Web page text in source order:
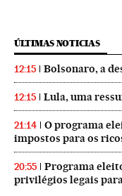
ÚLTIMAS NOTICIAS
12:15 Bolsonaro, a
12:15 Lula, uma
21:14
O programa
impostos para os
20:55
Programa
privilégios legais